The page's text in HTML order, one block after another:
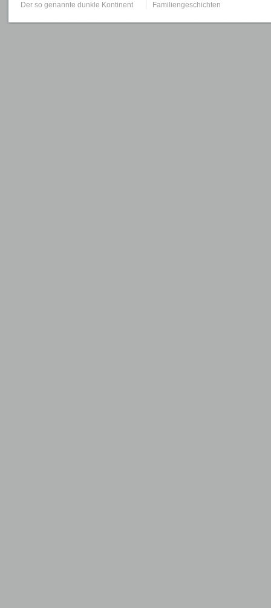
Der so genannte dunkle Kontinent Familiengeschichten